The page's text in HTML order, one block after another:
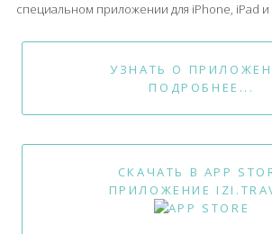
специальном приложении для iPhone, iPad
УЗНАТЬ О
ПОДРОБНЕЕ...
СКАЧАТЬ В APP
ПРИЛОЖЕНИЕ